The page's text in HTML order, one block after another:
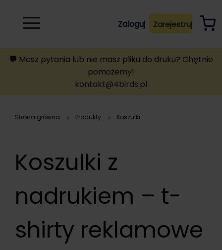
Zaloguj Zarejestruj
Rozwiń
💬 Masz pytania lub nie masz pliku do druku? Chętnie
pomożemy!
kontakt@4birds.pl
Strona główna Produkty koszulki
Koszulki z
nadrukiem – t-
shirty reklamowe